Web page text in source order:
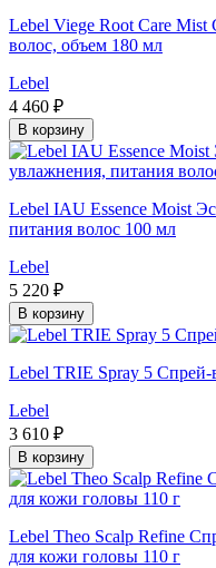
Lebel Viege Root Care Mist
волос, объем 180 мл
Lebel
4 460 ₽
В корзину
Lebel IAU Essence Moist
питания волос 100 мл
Lebel
5 220 ₽
В корзину
Lebel TRIE Spray 5 Спрей-
Lebel
3 610 ₽
В корзину
Lebel Theo Scalp Refine
для кожи головы 110 г